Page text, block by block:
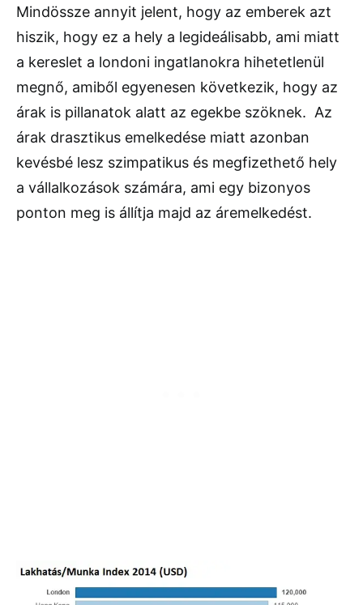
Mindössze annyit jelent, hogy az emberek azt
hiszik, hogy ez a hely a legideálisabb, ami miatt
a kereslet a londoni ingatlanokra hihetetlenül
megnő, amiből egyenesen következik, hogy az
árak is pillanatok alatt az egekbe szöknek. Az
árak drasztikus emelkedése miatt azonban
kevésbé lesz szimpatikus és megfizethető hely
a vállalkozások számára, ami egy bizonyos
ponton meg is állítja majd az áremelkedést.